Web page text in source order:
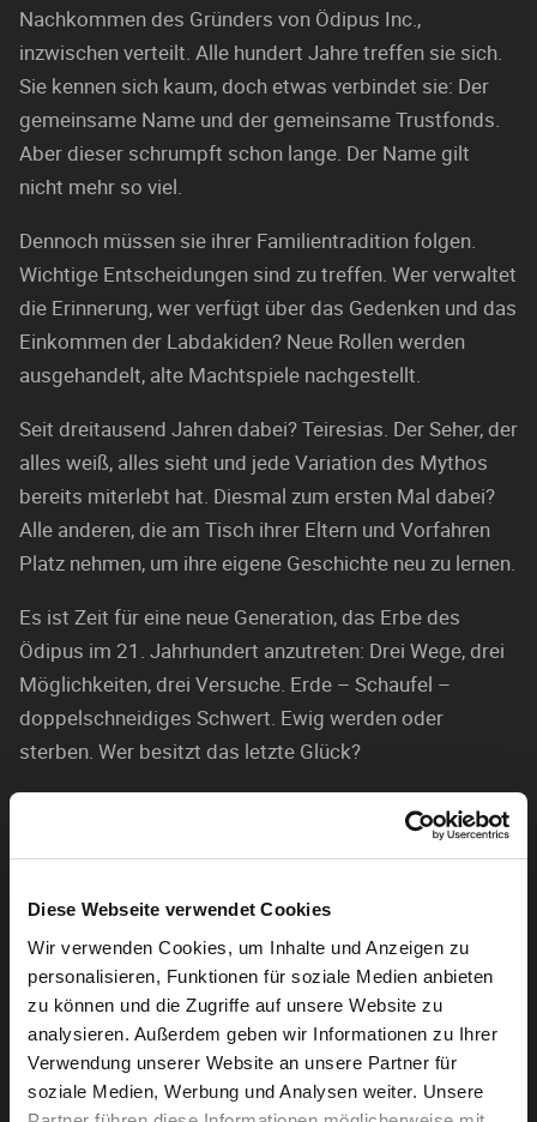
Diese Webseite verwendet Cookies
Wir verwenden Cookies, um Inhalte und Anzeigen zu
personalisieren, Funktionen für soziale Medien anbieten
zu können und die Zugriffe auf unsere Website zu
analysieren. Außerdem geben wir Informationen zu Ihrer
Verwendung unserer Website an unsere Partner für
soziale Medien, Werbung und Analysen weiter. Unsere
Nachkommen des Gründers von Ödipus Inc.,
inzwischen verteilt. Alle hundert Jahre treffen sie sich.
Sie kennen sich kaum, doch etwas verbindet sie: Der
gemeinsame Name und der gemeinsame Trustfonds.
Aber dieser schrumpft schon lange. Der Name gilt
nicht mehr so viel.
Dennoch müssen sie ihrer Familientradition folgen.
Wichtige Entscheidungen sind zu treffen. Wer verwaltet
die Erinnerung, wer verfügt über das Gedenken und das
Einkommen der Labdakiden? Neue Rollen werden
ausgehandelt, alte Machtspiele nachgestellt.
Seit dreitausend Jahren dabei? Teiresias. Der Seher, der
alles weiß, alles sieht und jede Variation des Mythos
bereits miterlebt hat. Diesmal zum ersten Mal dabei?
Alle anderen, die am Tisch ihrer Eltern und Vorfahren
Platz nehmen, um ihre eigene Geschichte neu zu lernen.
Es ist Zeit für eine neue Generation, das Erbe des
Ödipus im 21. Jahrhundert anzutreten: Drei Wege, drei
Möglichkeiten, drei Versuche. Erde – Schaufel –
doppelschneidiges Schwert. Ewig werden oder
sterben. Wer besitzt das letzte Glück?
, spielt das AGORA
Veranstaltung von KultKom mitPodiumsdiskussion
zum Thema „Ziviler Ungehorsam – Freiheit und Pflicht“
mit Pia Klemp (Aktivistin/Schriftstellerin), Michael
Zobel (Naturführer und Waldpädagoge) und Johannes
von Lintig (vom Netzwerk Rechtskritik). Moderation:
Tomke Lask vom Institut für Demokratiepädagogik.
Diese Podiumsdiskussion bezieht sich auf beide